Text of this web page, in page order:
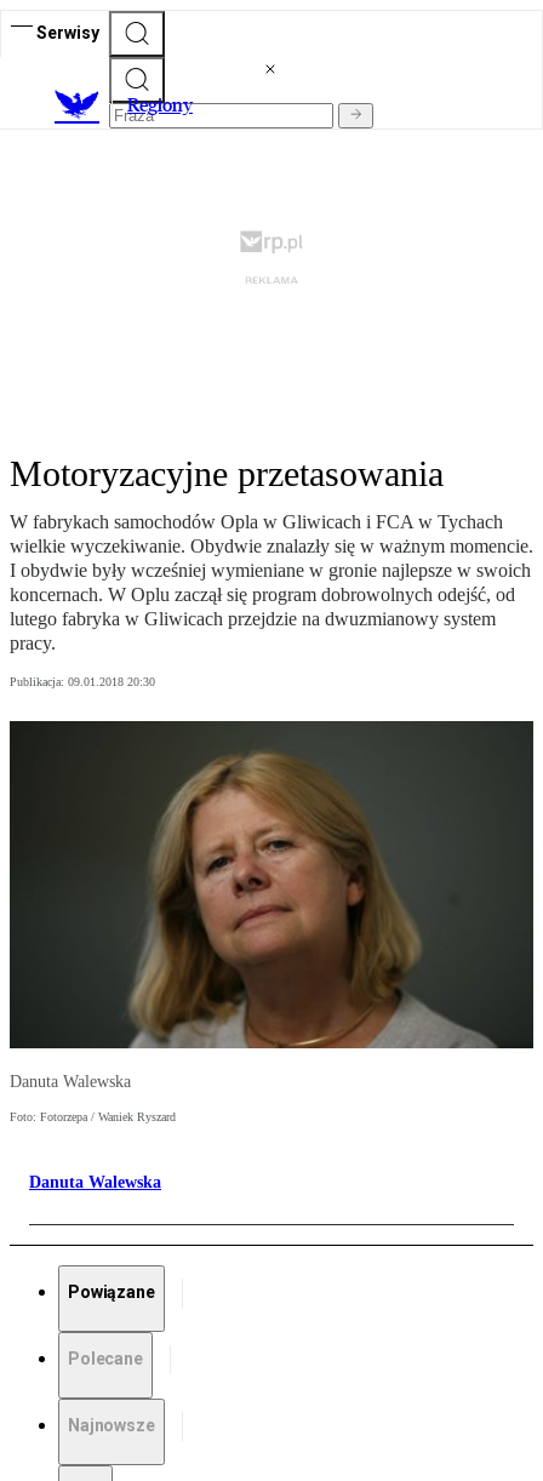
Serwisy
Regiony
Motoryzacyjne przetasowania
W fabrykach samochodów Opla w Gliwicach i FCA w Tychach
wielkie wyczekiwanie. Obydwie znalazły się w ważnym momencie.
I obydwie były wcześniej wymieniane w gronie najlepsze w swoich
koncernach. W Oplu zaczął się program dobrowolnych odejść, od
lutego fabryka w Gliwicach przejdzie na dwuzmianowy system
pracy.
Publikacja: 09.01.2018 20:30
Danuta Walewska
Foto: Fotorzepa / Waniek Ryszard
Danuta Walewska
Powiązane
Polecane
Najnowsze